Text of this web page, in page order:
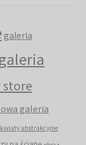
galeria
galeria
galeria
kwiaty abstrakcyjne